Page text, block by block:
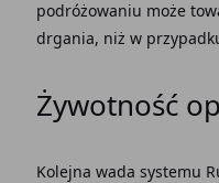
podróżowaniu może
drgania, niż w
Żywotność
Kolejna wada systemu